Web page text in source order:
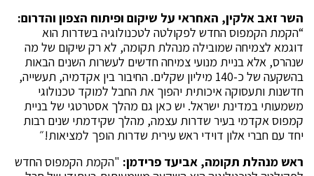
השר זאב אלקין, האחראי על שיקום ופיתוח הצפון והדרום:
“הקמת הקמפוס החדש לפקולטה לטכנולוגיה בשדרות הוא
דוגמא לצמיחה שמובילה מנהלת תקומה, לא רק שיקום של מה
שנהרס, אלא בניית מנועי צמיחה חדשים לעשרות השנים הבאות
בהשקעה של כ-140 מיליון שקלים. החיבור בין אקדמיה, תעשייה,
חדשנות ותעסוקה איכותית יהפוך את החבל למוקד טכנולוגי
משמעותי במדינת ישראל. יש כאן גם מהלך אסטרטגי של בניית
קמפוס אקדמי בעיר שדרות עצמה, מהלך שקידמתי שנים רבות
יחד עם חברי אלון דוידי ראש עירית שדרות הופך למציאות!״
ראש מנהלת תקומה, אביעד פרידמן:"הקמת הקמפוס החדש